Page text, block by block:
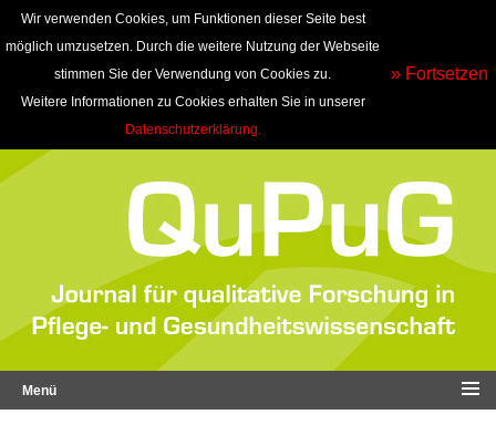
Wir verwenden Cookies, um Funktionen dieser Seite best
möglich umzusetzen. Durch die weitere Nutzung der Webseite
stimmen Sie der Verwendung von Cookies zu.
Weitere Informationen zu Cookies erhalten Sie in unserer
Datenschutzerklärung.
» Fortsetzen
Menü